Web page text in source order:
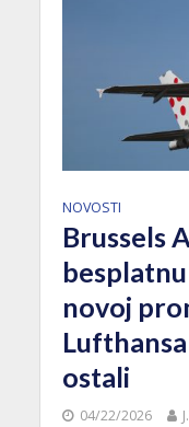
NOVOSTI
Brussels
novoj
ostali
04/22/2026